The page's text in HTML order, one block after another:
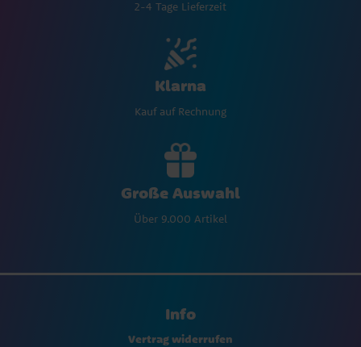
2-4 Tage Lieferzeit
Klarna
Kauf auf Rechnung
Große Auswahl
Über 9.000 Artikel
Info
Vertrag widerrufen